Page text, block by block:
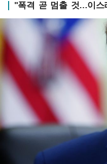
"폭격 곧 멈출 것…이스